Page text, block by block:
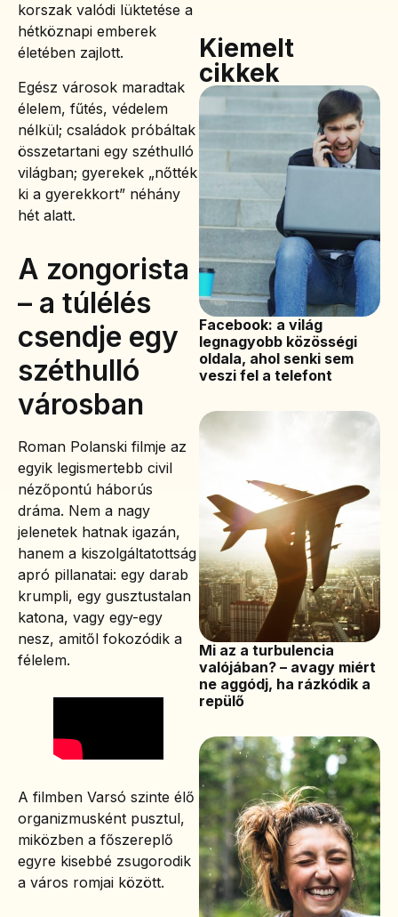
korszak valódi lüktetése a
hétköznapi emberek
életében zajlott.
Egész városok maradtak
élelem, fűtés, védelem
nélkül; családok próbáltak
összetartani egy széthulló
világban; gyerekek „nőtték
ki a gyerekkort” néhány
hét alatt.
A zongorista
– a túlélés
csendje egy
széthulló
városban
Roman Polanski filmje az
egyik legismertebb civil
nézőpontú háborús
dráma. Nem a nagy
jelenetek hatnak igazán,
hanem a kiszolgáltatottság
apró pillanatai: egy darab
krumpli, egy gusztustalan
katona, vagy egy-egy
nesz, amitől fokozódik a
félelem.
A filmben Varsó szinte élő
organizmusként pusztul,
miközben a főszereplő
egyre kisebbé zsugorodik
a város romjai között.
Kiemelt
cikkek
Facebook: a világ
legnagyobb közösségi
oldala, ahol senki sem
veszi fel a telefont
Mi az a turbulencia
valójában? – avagy miért
ne aggódj, ha rázkódik a
repülő